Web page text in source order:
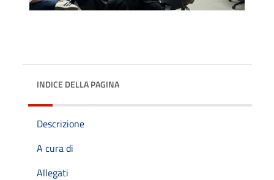
INDICE DELLA PAGINA
Descrizione
A cura di
Allegati